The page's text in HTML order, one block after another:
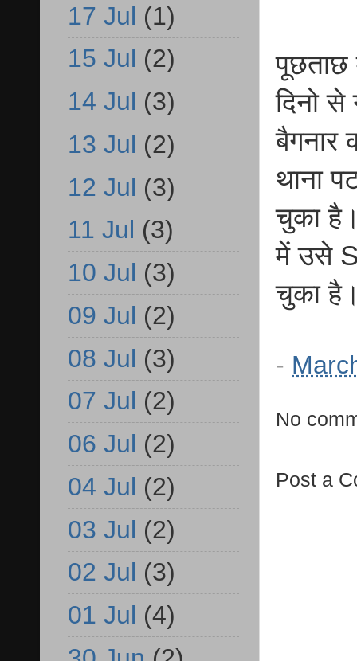
पूछताछ
दिनो
बैगनार
थाना
चुका है।
में उसे
चुका
-
No
Post a
17 Jul (1)
15 Jul (2)
14 Jul (3)
13 Jul (2)
12 Jul (3)
11 Jul (3)
10 Jul (3)
09 Jul (2)
08 Jul (3)
07 Jul (2)
06 Jul (2)
04 Jul (2)
03 Jul (2)
02 Jul (3)
01 Jul (4)